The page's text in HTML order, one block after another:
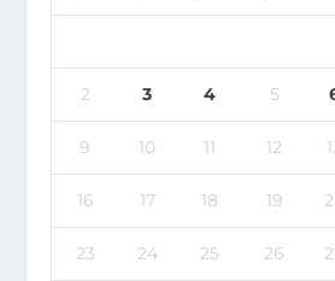
2 3 4 5
9 10 11 12
16 17 18 19
23 24 25 26